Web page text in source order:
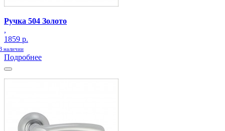
Ручка 504 Золото
,
1859 р.
наличии
Подробнее